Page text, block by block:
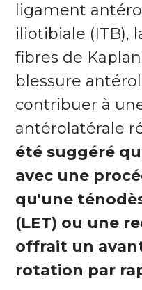
ligament
iliotibiale (ITB),
fibres de
blessure
contribuer à
antérolatérale
été suggéré
avec une
qu'une
(LET) ou une
offrait un
rotation par